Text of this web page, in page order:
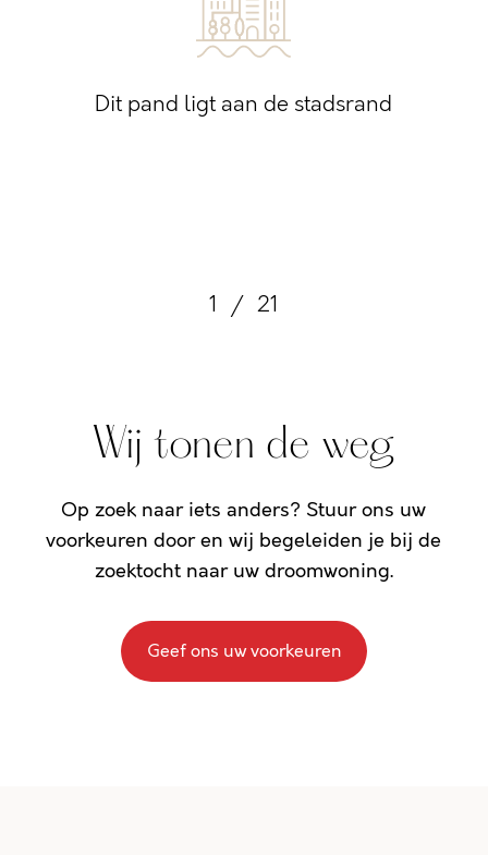
Dit pand ligt aan de stadsrand
1 / 21
Wij tonen de weg
Op zoek naar iets anders? Stuur ons uw
voorkeuren door en wij begeleiden je bij de
zoektocht naar uw droomwoning.
Geef ons uw voorkeuren